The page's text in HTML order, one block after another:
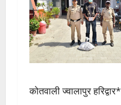
कोतवाली ज्वालापुर हरिद्वार*